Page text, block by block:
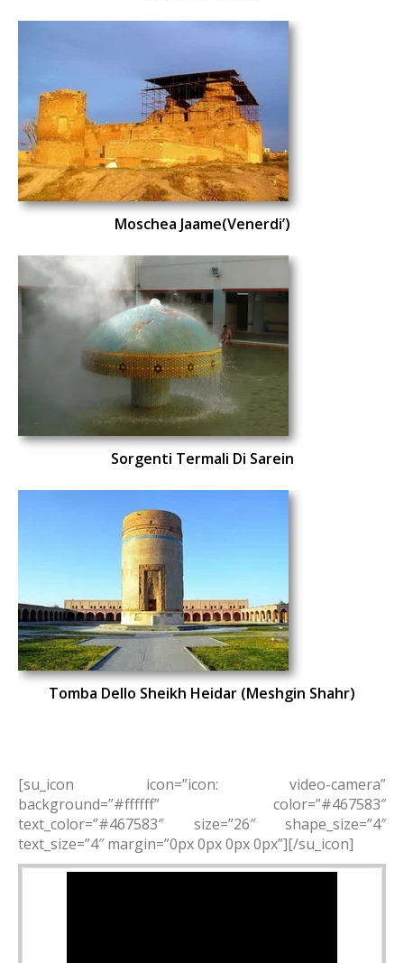
Moschea Jaame(Venerdi’)
Sorgenti Termali Di Sarein
Tomba Dello Sheikh Heidar (Meshgin Shahr)
[su_icon icon=”icon: video-camera”
background=”#ffffff” color=”#467583″
text_color=”#467583″ size=”26″ shape_size=”4″
text_size=”4″ margin=”0px 0px 0px 0px”][/su_icon]